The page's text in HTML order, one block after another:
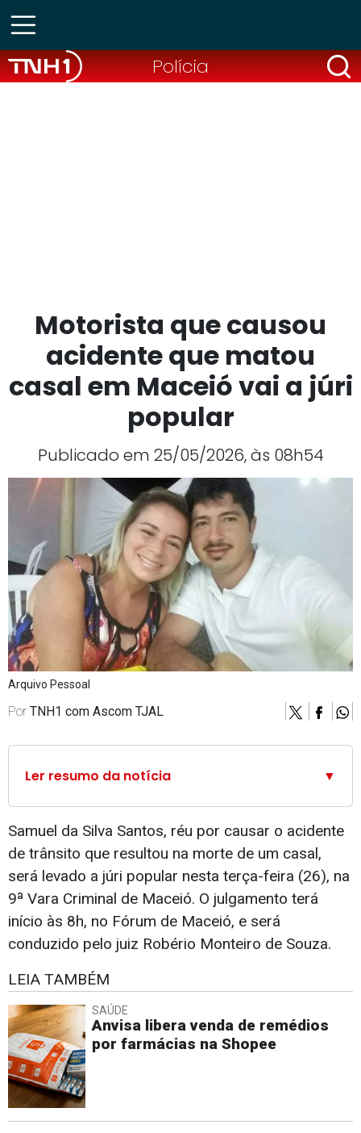
Polícia
Motorista que causou
acidente que matou
casal em Maceió vai a júri
popular
Publicado em 25/05/2026, às 08h54
Arquivo Pessoal
Por TNH1 com Ascom TJAL
Ler resumo da notícia ▼
Samuel da Silva Santos, réu por causar o acidente
de trânsito que resultou na morte de um casal,
será levado a júri popular nesta terça-feira (26), na
9ª Vara Criminal de Maceió. O julgamento terá
início às 8h, no Fórum de Maceió, e será
conduzido pelo juiz Robério Monteiro de Souza.
LEIA TAMBÉM
SAÚDE
Anvisa libera venda de remédios
por farmácias na Shopee